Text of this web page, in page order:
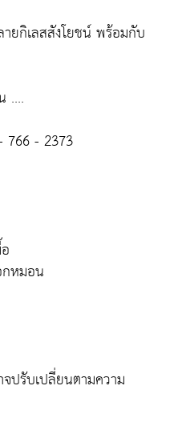
ยกิเลสสังโยชน์ พร้อมกับ
....
766 - 2373
หมอน
ปรับเปลี่ยนตามความ